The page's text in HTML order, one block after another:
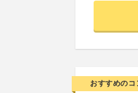
おすすめのコ